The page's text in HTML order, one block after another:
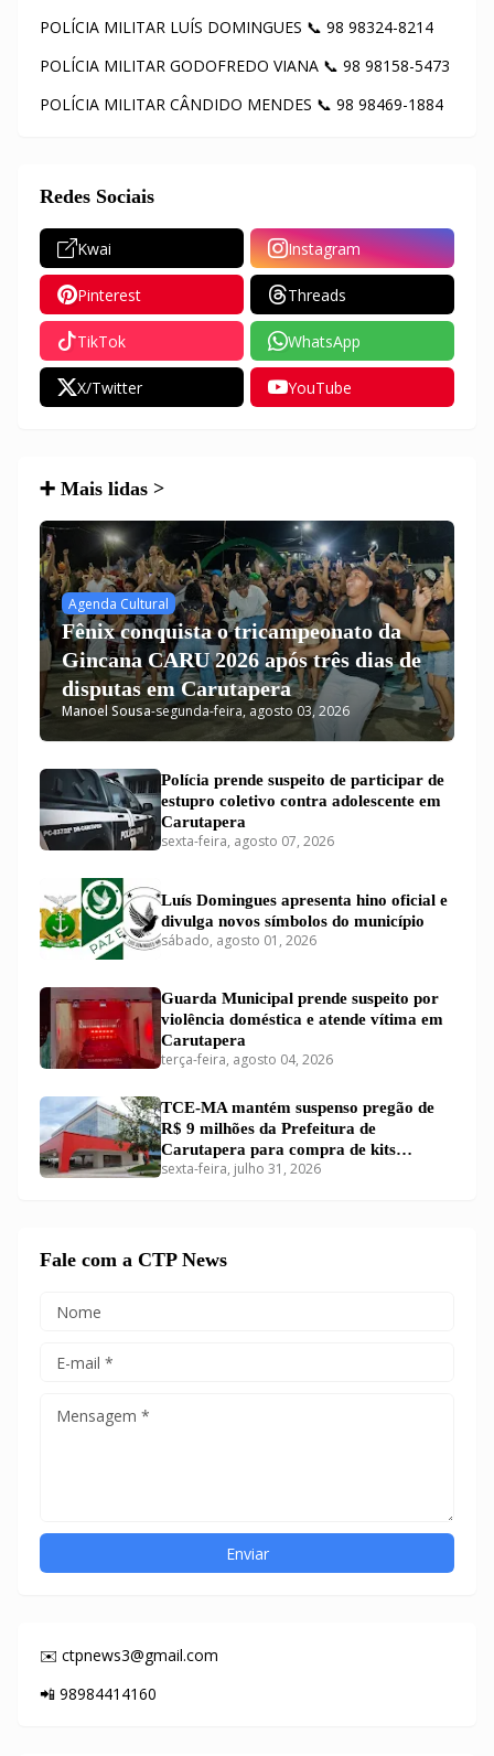
POLÍCIA MILITAR LUÍS DOMINGUES 📞 98 98324-8214
POLÍCIA MILITAR GODOFREDO VIANA 📞 98 98158-5473
POLÍCIA MILITAR CÂNDIDO MENDES 📞 98 98469-1884
Redes Sociais
Kwai Instagram
Pinterest Threads
TikTok WhatsApp
X/Twitter YouTube
➕ Mais lidas >
Agenda Cultural
Fênix conquista o tricampeonato da
Gincana CARU 2026 após três dias de
disputas em Carutapera
Manoel Sousa-segunda-feira, agosto 03, 2026
Polícia prende suspeito de participar de
estupro coletivo contra adolescente em
Carutapera
sexta-feira, agosto 07, 2026
Luís Domingues apresenta hino oficial e
divulga novos símbolos do município
sábado, agosto 01, 2026
Guarda Municipal prende suspeito por
violência doméstica e atende vítima em
Carutapera
terça-feira, agosto 04, 2026
TCE-MA mantém suspenso pregão de
R$ 9 milhões da Prefeitura de
Carutapera para compra de kits
educacionais
sexta-feira, julho 31, 2026
Fale com a CTP News
✉️ ctpnews3@gmail.com
📲 98984414160